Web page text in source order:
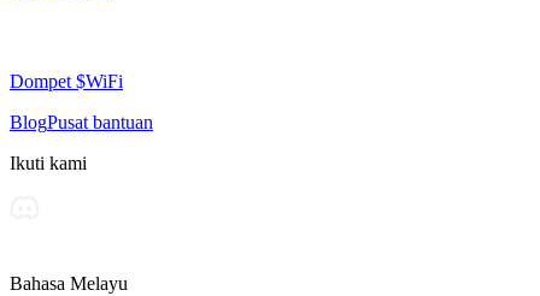
Dompet $WiFi
BlogPusat bantuan
Ikuti kami
Bahasa Melayu